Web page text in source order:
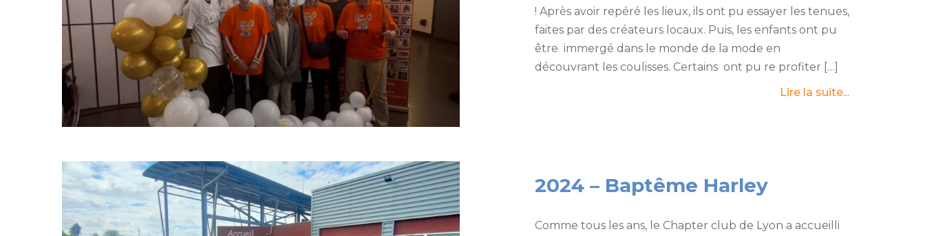
! Après avoir repéré les lieux, ils ont pu essayer les tenues,
faites par des créateurs locaux. Puis, les enfants ont pu
être immergé dans le monde de la mode en
découvrant les coulisses. Certains ont pu re profiter […]
Lire la suite...
2024 – Baptême Harley
Comme tous les ans, le Chapter club de Lyon a accueilli